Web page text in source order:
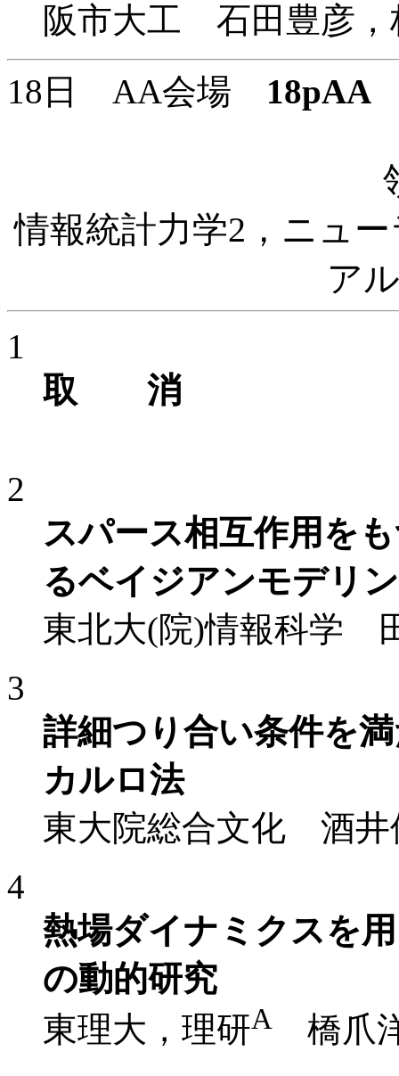
阪市大工 石田豊彦，
18日 AA会場 18pAA
情報統計力学2，ニュ
ア
1
取 消
2
スパース相互作用を
るベイジアンモデリ
東北大(院)情報科学
3
詳細つり合い条件を
カルロ法
東大院総合文化 酒井
4
熱場ダイナミクスを
の動的研究
東理大，理研A 橋爪